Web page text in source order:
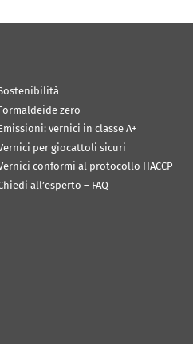
zero
vernici in classe A+
per giocattoli sicuri
conformi al protocollo HACCP
all’esperto – FAQ